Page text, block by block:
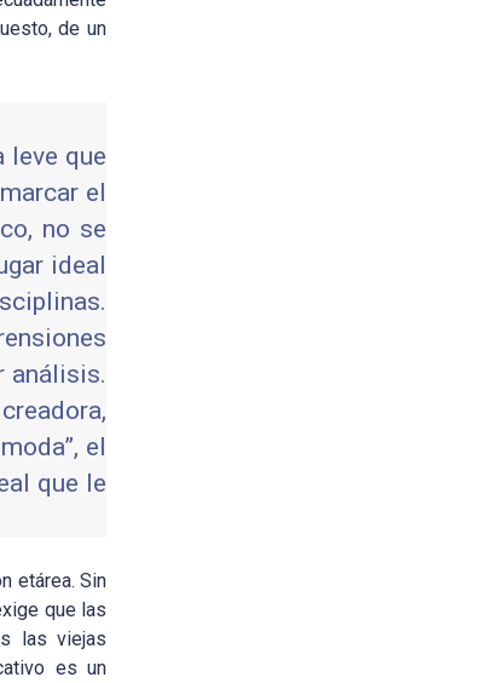
de un
leve que
el
no se
ideal
análisis.
el
que le
etárea. Sin
que las
las viejas
es un